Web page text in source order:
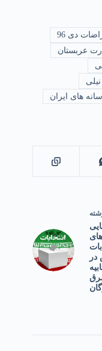
دی 96
عربستان
های ایران